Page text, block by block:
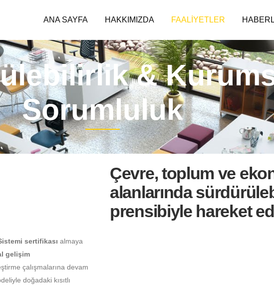
ANA SAYFA HAKKIMIZDA FAALIYETLER
&
Sorumluluk
sertifikası almaya
gelişim
çalışmalarına devam
doğadaki kısıtlı
Çevre, toplum ve
alanlarında
prensibiyle hareket